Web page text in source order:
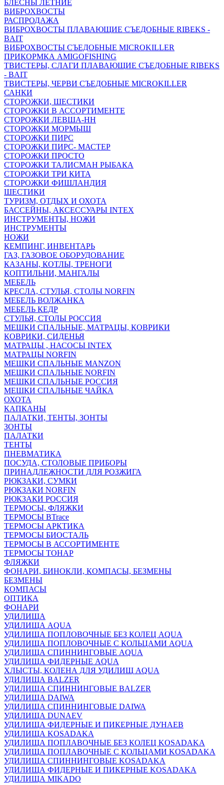
БЛЕСНЫ ЛЕТНИЕ
ВИБРОХВОСТЫ
РАСПРОДАЖА
ВИБРОХВОСТЫ ПЛАВАЮЩИЕ СЪЕДОБНЫЕ RIBEKS -
BAIT
ВИБРОХВОСТЫ СЪЕДОБНЫЕ MICROKILLER
ПРИКОРМКА AMIGOFISHING
ТВИСТЕРЫ, СЛАГИ ПЛАВАЮЩИЕ СЪЕДОБНЫЕ RIBEKS
- BAIT
ТВИСТЕРЫ, ЧЕРВИ СЪЕДОБНЫЕ MICROKILLER
САНКИ
СТОРОЖКИ, ШЕСТИКИ
СТОРОЖКИ В АССОРТИМЕНТЕ
СТОРОЖКИ ЛЕВША-НН
СТОРОЖКИ МОРМЫШ
СТОРОЖКИ ПИРС
СТОРОЖКИ ПИРС- МАСТЕР
СТОРОЖКИ ПРОСТО
СТОРОЖКИ ТАЛИСМАН РЫБАКА
СТОРОЖКИ ТРИ КИТА
СТОРОЖКИ ФИШЛАНДИЯ
ШЕСТИКИ
ТУРИЗМ, ОТДЫХ И ОХОТА
БАССЕЙНЫ, АКСЕССУАРЫ INTEX
ИНСТРУМЕНТЫ, НОЖИ
ИНСТРУМЕНТЫ
НОЖИ
КЕМПИНГ, ИНВЕНТАРЬ
ГАЗ, ГАЗОВОЕ ОБОРУДОВАНИЕ
КАЗАНЫ, КОТЛЫ, ТРЕНОГИ
КОПТИЛЬНИ, МАНГАЛЫ
МЕБЕЛЬ
КРЕСЛА, СТУЛЬЯ, СТОЛЫ NORFIN
МЕБЕЛЬ ВОЛЖАНКА
МЕБЕЛЬ КЕДР
СТУЛЬЯ, СТОЛЫ РОССИЯ
МЕШКИ СПАЛЬНЫЕ, МАТРАЦЫ, КОВРИКИ
КОВРИКИ, СИДЕНЬЯ
МАТРАЦЫ , НАСОСЫ INTEX
МАТРАЦЫ NORFIN
МЕШКИ СПАЛЬНЫЕ MANZON
МЕШКИ СПАЛЬНЫЕ NORFIN
МЕШКИ СПАЛЬНЫЕ РОССИЯ
МЕШКИ СПАЛЬНЫЕ ЧАЙКА
ОХОТА
КАПКАНЫ
ПАЛАТКИ, ТЕНТЫ, ЗОНТЫ
ЗОНТЫ
ПАЛАТКИ
ТЕНТЫ
ПНЕВМАТИКА
ПОСУДА, СТОЛОВЫЕ ПРИБОРЫ
ПРИНАДЛЕЖНОСТИ ДЛЯ РОЗЖИГА
РЮКЗАКИ, СУМКИ
РЮКЗАКИ NORFIN
РЮКЗАКИ РОССИЯ
ТЕРМОСЫ, ФЛЯЖКИ
ТЕРМОСЫ BTrace
ТЕРМОСЫ АРКТИКА
ТЕРМОСЫ БИОСТАЛЬ
ТЕРМОСЫ В АССОРТИМЕНТЕ
ТЕРМОСЫ ТОНАР
ФЛЯЖКИ
ФОНАРИ, БИНОКЛИ, КОМПАСЫ, БЕЗМЕНЫ
БЕЗМЕНЫ
КОМПАСЫ
ОПТИКА
ФОНАРИ
УДИЛИЩА
УДИЛИЩА AQUA
УДИЛИЩА ПОПЛОВОЧНЫЕ БЕЗ КОЛЕЦ AQUA
УДИЛИЩА ПОПЛОВОЧНЫЕ С КОЛЬЦАМИ AQUA
УДИЛИЩА СПИННИНГОВЫЕ AQUA
УДИЛИЩА ФИДЕРНЫЕ AQUA
ХЛЫСТЫ, КОЛЕНА ДЛЯ УДИЛИЩ AQUA
УДИЛИЩА BALZER
УДИЛИЩА СПИННИНГОВЫЕ BALZER
УДИЛИЩА DAIWA
УДИЛИЩА СПИННИНГОВЫЕ DAIWA
УДИЛИЩА DUNAEV
УДИЛИЩА ФИДЕРНЫЕ И ПИКЕРНЫЕ ДУНАЕВ
УДИЛИЩА KOSADAKA
УДИЛИЩА ПОПЛАВОЧНЫЕ БЕЗ КОЛЕЦ KOSADAKA
УДИЛИЩА ПОПЛАВОЧНЫЕ С КОЛЬЦАМИ KOSADAKA
УДИЛИЩА СПИННИНГОВЫЕ KOSADAKA
УДИЛИЩА ФИДЕРНЫЕ И ПИКЕРНЫЕ KOSADAKA
УДИЛИЩА MIKADO